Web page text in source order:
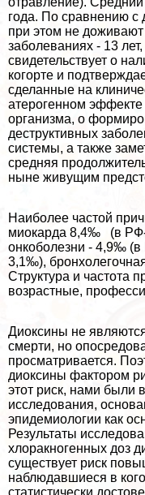
года. По сравнению с
при этом не доживают
заболеваниях - 13
свидетельствует о
когорте и
сделанные на
атерогенном
организма, о
деструктивных
системы, а также
средняя
ныне живущим
Наиболее частой
миокарда 8,4‰ (в РФ-
онкоболезни - 4,9‰
3,1‰),
Структура и частота
возрастные,
Диоксины не
cмepти, но
просматривается.
диоксины фактором
этот риск, нами были
исследования,
эпидемиологии как
Результаты
хлоpaкногенных доз
существует риск
наблюдавшиеся в